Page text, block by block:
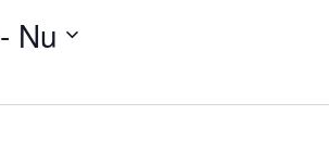
- Nu